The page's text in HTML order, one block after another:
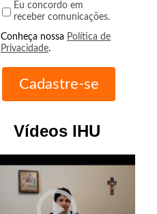
Eu concordo em
receber comunicações.
Conheça nossa Política de
Privacidade.
Vídeos IHU